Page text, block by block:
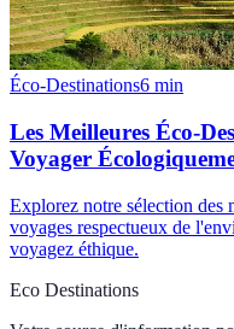
Éco-Destinations6 min
Les Meilleures Éco-
Voyager
Explorez notre sélection des
voyages respectueux de
voyagez éthique.
Eco Destinations